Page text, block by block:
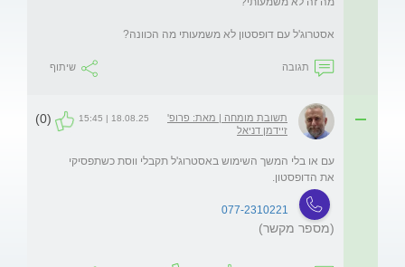
אסטרוג'ל עם דופסטון לא משמעותי מה הכוונה?
תגובה שיתוף
תשובת מומחה | מאת: פרופ'
זיידמן דניאל
18.08.25 | 15:45
(0)
עם או בלי המשך השימוש באסטרוג'ל תקבלי ווסת כשתפסיקי
את הדופסטון.
077-2310221
(מספר מקשר)